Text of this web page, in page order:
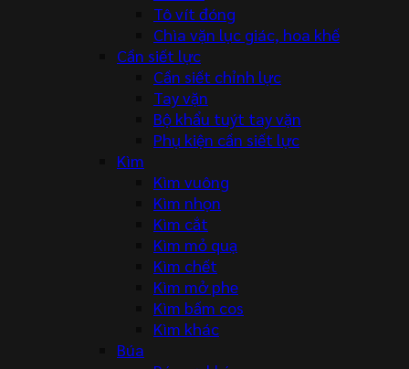
Tô vít đóng
Chìa vặn lục giác, hoa khế
Cần siết lực
Cần siết chỉnh lực
Tay vặn
Bộ khẩu tuýt tay vặn
Phụ kiện cần siết lực
Kìm
Kìm vuông
Kìm nhọn
Kìm cắt
Kìm mỏ quạ
Kìm chết
Kìm mở phe
Kìm bấm cos
Kìm khác
Búa